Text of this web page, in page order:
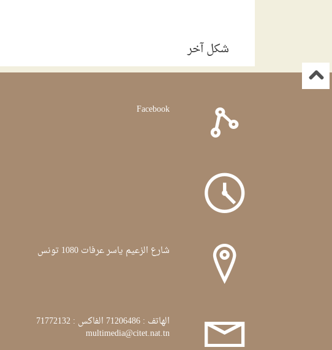
شكل آخر
Facebook
شارع الزعيم ياسر عرفات 1080 تونس
الهاتف : 71206486 الفاكس : 71772132
multimedia@citet.nat.tn